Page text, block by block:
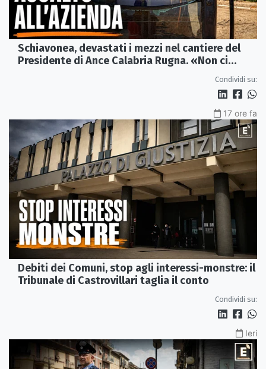
Schiavonea, devastati i mezzi nel cantiere del
Presidente di Ance Calabria Rugna. «Non ci
Condividi su:
17 ore fa
Debiti dei Comuni, stop agli interessi-monstre: il
Tribunale di Castrovillari taglia il conto
Condividi su:
Ieri